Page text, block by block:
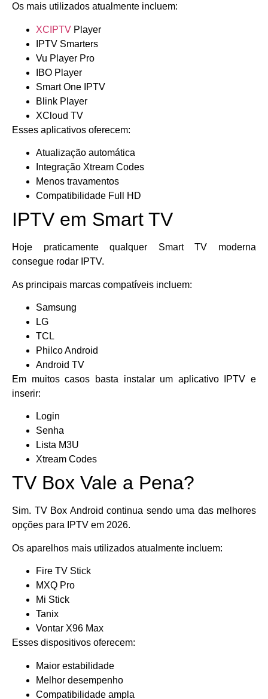
Os mais utilizados atualmente incluem:
XCIPTV Player
IPTV Smarters
Vu Player Pro
IBO Player
Smart One IPTV
Blink Player
XCloud TV
Esses aplicativos oferecem:
Atualização automática
Integração Xtream Codes
Menos travamentos
Compatibilidade Full HD
IPTV em Smart TV
Hoje praticamente qualquer Smart TV moderna
consegue rodar IPTV.
As principais marcas compatíveis incluem:
Samsung
LG
TCL
Philco Android
Android TV
Em muitos casos basta instalar um aplicativo IPTV e
inserir:
Login
Senha
Lista M3U
Xtream Codes
TV Box Vale a Pena?
Sim. TV Box Android continua sendo uma das melhores
opções para IPTV em 2026.
Os aparelhos mais utilizados atualmente incluem:
Fire TV Stick
MXQ Pro
Mi Stick
Tanix
Vontar X96 Max
Esses dispositivos oferecem:
Maior estabilidade
Melhor desempenho
Compatibilidade ampla